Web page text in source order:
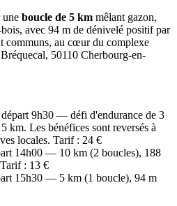
une boucle de 5 km mêlant gazon,
avec 94 m de dénivelé positif par
communs, au cœur du complexe
50110 Cherbourg-en-
9h30 — défi d'endurance de 3
km. Les bénéfices sont reversés à
locales. Tarif : 24 €
14h00 — 10 km (2 boucles), 188
: 13 €
15h30 — 5 km (1 boucle), 94 m